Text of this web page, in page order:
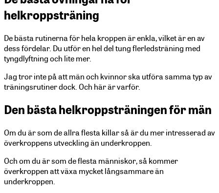
helkroppsträning
De bästa rutinerna för hela kroppen är enkla, vilket är en av
dess fördelar. Du utför en hel del tung flerledsträning med
tyngdlyftning och lite mer.
Jag tror inte på att män och kvinnor ska utföra samma typ av
träningsrutiner dock. Och här är varför.
Den bästa helkroppsträningen för män
Om du är som de allra flesta killar så är du mer intresserad av
överkroppens utveckling än underkroppen.
Och om du är som de flesta människor, så kommer
överkroppen att växa mycket långsammare än
underkroppen.